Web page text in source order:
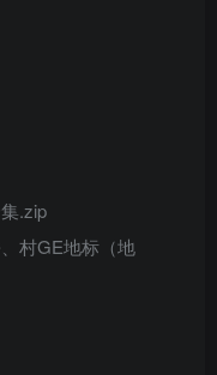
.zip
村GE地标（地